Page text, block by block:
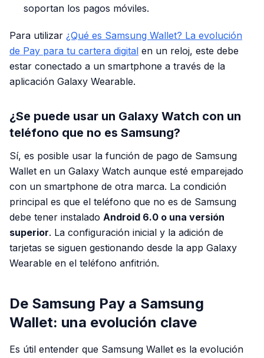
soportan los pagos móviles.
Para utilizar ¿Qué es Samsung Wallet? La evolución
de Pay para tu cartera digital en un reloj, este debe
estar conectado a un smartphone a través de la
aplicación Galaxy Wearable.
¿Se puede usar un Galaxy Watch con un
teléfono que no es Samsung?
Sí, es posible usar la función de pago de Samsung
Wallet en un Galaxy Watch aunque esté emparejado
con un smartphone de otra marca. La condición
principal es que el teléfono que no es de Samsung
debe tener instalado Android 6.0 o una versión
superior. La configuración inicial y la adición de
tarjetas se siguen gestionando desde la app Galaxy
Wearable en el teléfono anfitrión.
De Samsung Pay a Samsung
Wallet: una evolución clave
Es útil entender que Samsung Wallet es la evolución